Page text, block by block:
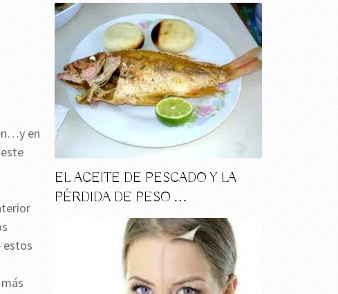
en
estos
EL ACEITE DE PESCADO Y LA
PÉRDIDA DE PESO …